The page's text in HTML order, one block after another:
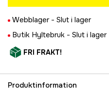
Webblager - Slut i lager
Butik Hyltebruk - Slut i lager
FRI FRAKT!
Produktinformation